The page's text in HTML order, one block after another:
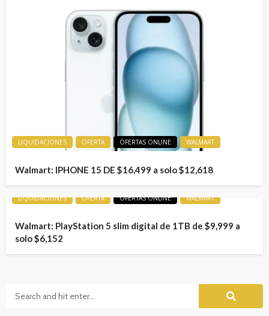
LIQUIDACIONES OFERTA OFERTAS ONLINE WALMART
Walmart: IPHONE 15 DE $16,499 a solo $12,618
LIQUIDACIONES OFERTA OFERTAS ONLINE WALMART
Walmart: PlayStation 5 slim digital de 1TB de $9,999 a
solo $6,152